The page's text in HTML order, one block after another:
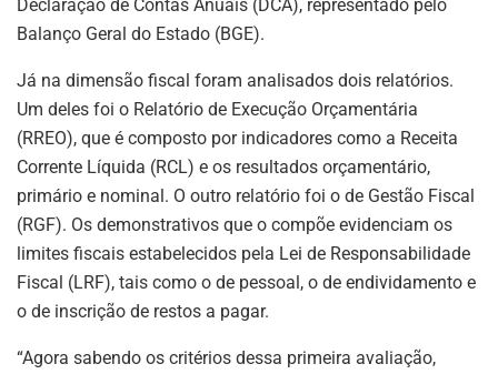
Declaração de Contas Anuais (DCA), representado pelo
Balanço Geral do Estado (BGE).
Já na dimensão fiscal foram analisados dois relatórios.
Um deles foi o Relatório de Execução Orçamentária
(RREO), que é composto por indicadores como a Receita
Corrente Líquida (RCL) e os resultados orçamentário,
primário e nominal. O outro relatório foi o de Gestão Fiscal
(RGF). Os demonstrativos que o compõe evidenciam os
limites fiscais estabelecidos pela Lei de Responsabilidade
Fiscal (LRF), tais como o de pessoal, o de endividamento e
o de inscrição de restos a pagar.
“Agora sabendo os critérios dessa primeira avaliação,